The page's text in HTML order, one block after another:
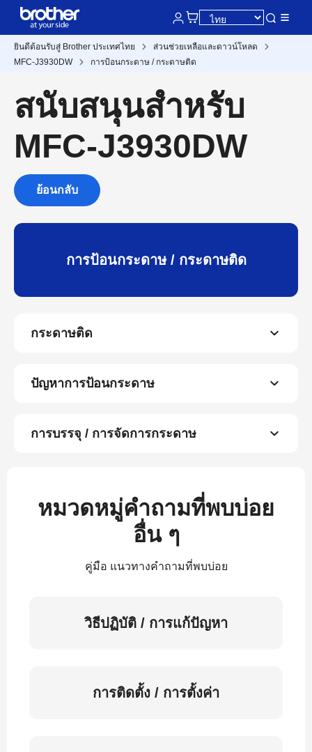
ยินดีต้อนรับสู่ Brother ประเทศไทย
ส่วนช่วยเหลือและดาวน์โหลด
MFC-J3930DW
การป้อนกระดาษ / กระดาษติด
สนับสนุนสำหรับ
MFC-J3930DW
ย้อนกลับ
การป้อนกระดาษ / กระดาษติด
กระดาษติด
ปัญหาการป้อนกระดาษ
การบรรจุ / การจัดการกระดาษ
หมวดหมู่คำถามที่พบบ่อย
อื่น ๆ
คู่มือ แนวทางคำถามที่พบบ่อย
วิธีปฏิบัติ / การแก้ปัญหา
การติดตั้ง / การตั้งค่า